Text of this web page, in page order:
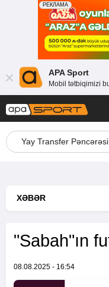
APA Sport
Mobil tətbiqimizi
Yay Transfer Pəncərəsi
XƏBƏR
"Sabah"ın
08.08.2025 - 16:54